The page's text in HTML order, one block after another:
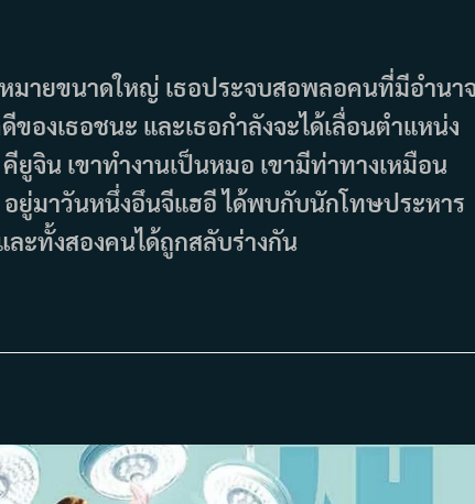
มายขนาดใหญ่ เธอประจบสอพลอคนที่มีอำนา
องเธอชนะ และเธอกำลังจะได้เลื่อนตำแหน่ง
จิน เขาทำงานเป็นหมอ เขามีท่าทางเหมือน
ยู่มาวันหนึ่งอึนจีแฮอี ได้พบกับนักโทษประหาร
ละทั้งสองคนได้ถูกสลับร่างกัน